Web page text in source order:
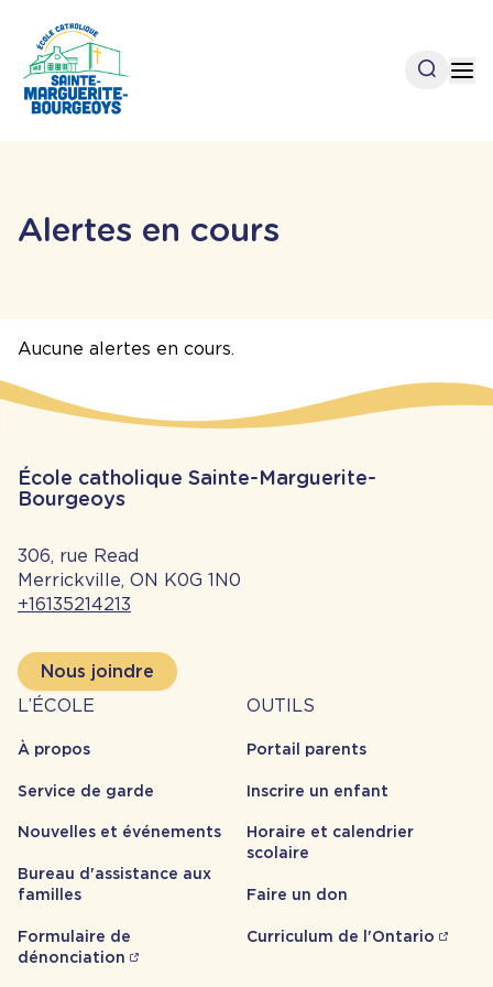
contenu
principal
Open
Alertes en cours
Aucune alertes en cours.
École catholique Sainte-Marguerite-
Bourgeoys
306, rue Read
Merrickville, ON K0G 1N0
+16135214213
Nous joindre
À
propos
L’ÉCOLE
À propos
Service de garde
Nouvelles et événements
Bureau d'assistance aux
familles
Formulaire de
dénonciation
Outils
OUTILS
Portail parents
Inscrire un enfant
Horaire et calendrier
scolaire
Faire un don
Curriculum de l'Ontario